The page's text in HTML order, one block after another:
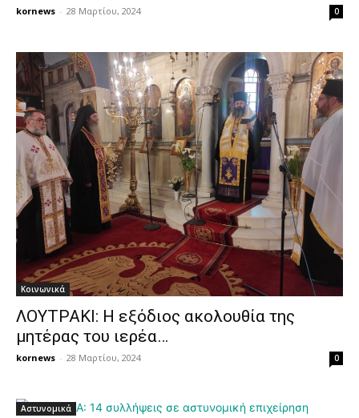
kornews - 28 Μαρτίου, 2024 0
Κοινωνικά
ΛΟΥΤΡΑΚΙ: Η εξόδιος ακολουθία της
μητέρας του ιερέα…
kornews - 28 Μαρτίου, 2024 0
Αστυνομικά